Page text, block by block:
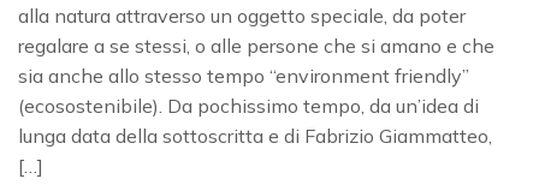
alla natura attraverso un oggetto speciale, da poter
regalare a se stessi, o alle persone che si amano e che
sia anche allo stesso tempo “environment friendly”
(ecosostenibile). Da pochissimo tempo, da un’idea di
lunga data della sottoscritta e di Fabrizio Giammatteo,
[…]